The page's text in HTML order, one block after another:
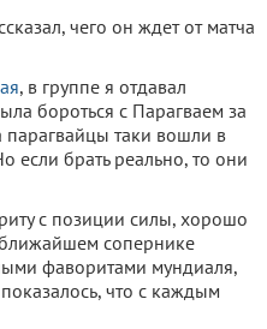
чего он ждет от матча
, в группе я отдавал
бороться с Парагваем за
парагвайцы таки вошли в
если брать реально, то они
с позиции силы, хорошо
ближайшем сопернике
фаворитами мундиаля,
что с каждым